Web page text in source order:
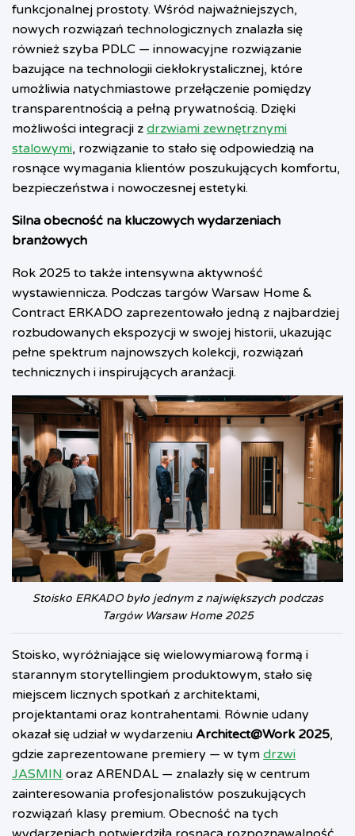
funkcjonalnej prostoty. Wśród najważniejszych,
nowych rozwiązań technologicznych znalazła się
również szyba PDLC — innowacyjne rozwiązanie
bazujące na technologii ciekłokrystalicznej, które
umożliwia natychmiastowe przełączenie pomiędzy
transparentnością a pełną prywatnością. Dzięki
możliwości integracji z drzwiami zewnętrznymi
stalowymi, rozwiązanie to stało się odpowiedzią na
rosnące wymagania klientów poszukujących komfortu,
bezpieczeństwa i nowoczesnej estetyki.
Silna obecność na kluczowych wydarzeniach
branżowych
Rok 2025 to także intensywna aktywność
wystawiennicza. Podczas targów Warsaw Home &
Contract ERKADO zaprezentowało jedną z najbardziej
rozbudowanych ekspozycji w swojej historii, ukazując
pełne spektrum najnowszych kolekcji, rozwiązań
technicznych i inspirujących aranżacji.
Stoisko ERKADO było jednym z największych podczas
Targów Warsaw Home 2025
Stoisko, wyróżniające się wielowymiarową formą i
starannym storytellingiem produktowym, stało się
miejscem licznych spotkań z architektami,
projektantami oraz kontrahentami. Równie udany
okazał się udział w wydarzeniu Architect@Work 2025,
gdzie zaprezentowane premiery — w tym drzwi
JASMIN oraz ARENDAL — znalazły się w centrum
zainteresowania profesjonalistów poszukujących
rozwiązań klasy premium. Obecność na tych